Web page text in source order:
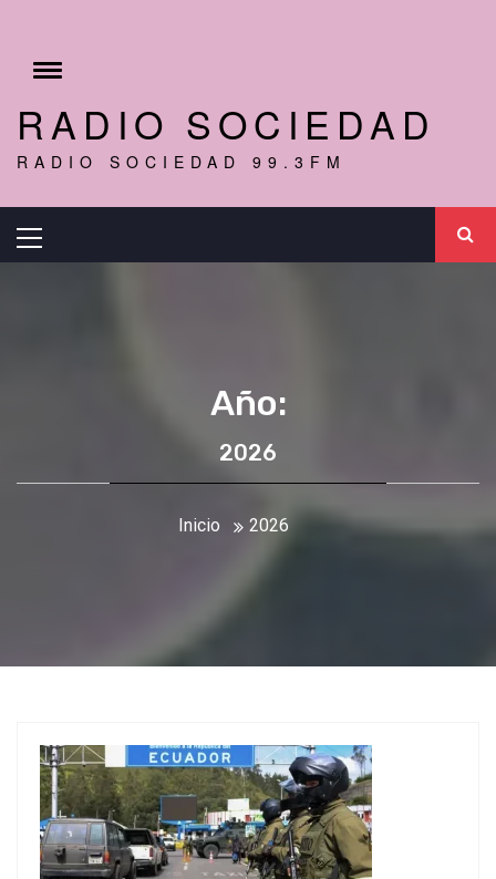
contenido
Cambiar
RADIO SOCIEDAD
RADIO SOCIEDAD 99.3FM
principal
Año:
2026
Inicio 2026